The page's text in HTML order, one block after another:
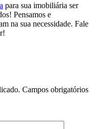
para sua imobiliária ser
Pensamos e
na sua necessidade. Fale
Campos obrigatórios